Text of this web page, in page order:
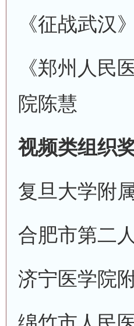
《征战武汉》
《郑州人民
院陈慧
视频类组织
复旦大学附
合肥市第二
济宁医学院